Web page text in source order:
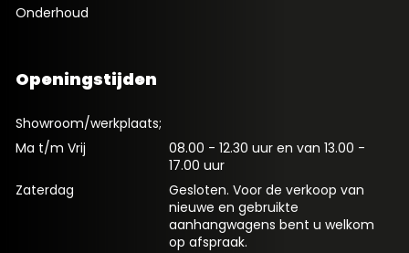
Onderhoud
Openingstijden
Showroom/werkplaats;
Ma t/m Vrij
08.00 - 12.30 uur en van 13.00 -
17.00 uur
Zaterdag
Gesloten. Voor de verkoop van
nieuwe en gebruikte
aanhangwagens bent u welkom
op afspraak.